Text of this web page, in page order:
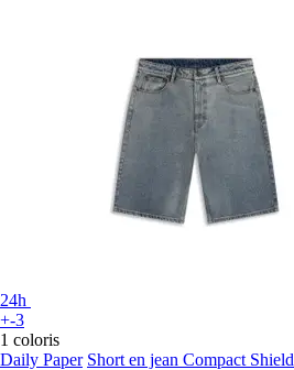
24h
+-3
1 coloris
Daily Paper Short en jean Compact